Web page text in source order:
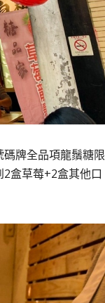
碼牌全品項龍鬚糖限
盒草莓+2盒其他口